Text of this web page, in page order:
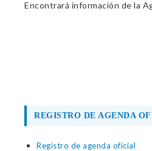
Encontrará información de la
REGISTRO DE AGENDA
Registro de agenda oficial